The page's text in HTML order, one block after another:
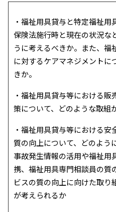
・福祉用具貸与と特定福祉
保険法施行時と現在の状況な
うに考えるべきか。また、
に対するケアマネジメントに
きか。
・福祉用具貸与等における
策について、どのような取組
・福祉用具貸与等における
質の向上について、どのよう
事故発生情報の活用や福祉用
携、福祉用具専門相談員の質
ビスの質の向上に向けた取り
が考えられるか